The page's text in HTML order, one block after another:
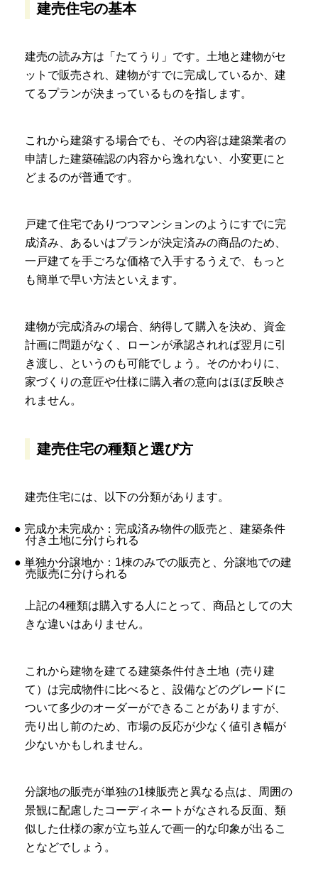
建売住宅の基本
建売の読み方は「たてうり」です。土地と建物がセ
ットで販売され、建物がすでに完成しているか、建
てるプランが決まっているものを指します。
これから建築する場合でも、その内容は建築業者の
申請した建築確認の内容から逸れない、小変更にと
どまるのが普通です。
戸建て住宅でありつつマンションのようにすでに完
成済み、あるいはプランが決定済みの商品のため、
一戸建てを手ごろな価格で入手するうえで、もっと
も簡単で早い方法といえます。
建物が完成済みの場合、納得して購入を決め、資金
計画に問題がなく、ローンが承認されれば翌月に引
き渡し、というのも可能でしょう。そのかわりに、
家づくりの意匠や仕様に購入者の意向はほぼ反映さ
れません。
建売住宅の種類と選び方
建売住宅には、以下の分類があります。
● 完成か未完成か：完成済み物件の販売と、建築条件
付き土地に分けられる
● 単独か分譲地か：1棟のみでの販売と、分譲地での建
売販売に分けられる
上記の4種類は購入する人にとって、商品としての大
きな違いはありません。
これから建物を建てる建築条件付き土地（売り建
て）は完成物件に比べると、設備などのグレードに
ついて多少のオーダーができることがありますが、
売り出し前のため、市場の反応が少なく値引き幅が
少ないかもしれません。
分譲地の販売が単独の1棟販売と異なる点は、周囲の
景観に配慮したコーディネートがなされる反面、類
似した仕様の家が立ち並んで画一的な印象が出るこ
となどでしょう。